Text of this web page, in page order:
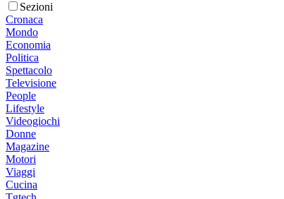
Sezioni
Cronaca
Mondo
Economia
Politica
Spettacolo
Televisione
People
Lifestyle
Videogiochi
Donne
Magazine
Motori
Viaggi
Cucina